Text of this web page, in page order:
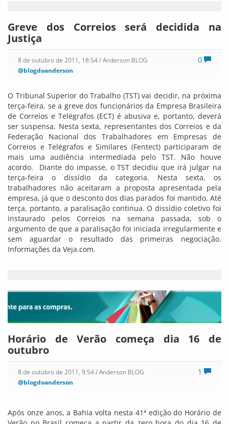
Greve dos Correios será decidida na
Justiça
0
8 de outubro de 2011, 18:54/ Anderson BLOG
@blogdoanderson
O Tribunal Superior do Trabalho (TST) vai decidir, na próxima
terça-feira, se a greve dos funcionários da Empresa Brasileira
de Correios e Telégrafos (ECT) é abusiva e, portanto, deverá
ser suspensa. Nesta sexta, representantes dos Correios e da
Federação Nacional dos Trabalhadores em Empresas de
Correios e Telégrafos e Similares (Fentect) participaram de
mais uma audiência intermediada pelo TST. Não houve
acordo. Diante do impasse, o TST decidiu que irá julgar na
terça-feira o dissídio da categoria. Nesta sexta, os
trabalhadores não aceitaram a proposta apresentada pela
empresa, já que o desconto dos dias parados foi mantido. Até
terça, portanto, a paralisação continua. O dissídio coletivo foi
instaurado pelos Correios na semana passada, sob o
argumento de que a paralisação foi iniciada irregularmente e
sem aguardar o resultado das primeiras negociação.
Informações da Veja.com.
Horário de Verão começa dia 16 de
outubro
1
8 de outubro de 2011, 9:54/ Anderson BLOG
@blogdoanderson
Após onze anos, a Bahia volta nesta 41ª edição do Horário de